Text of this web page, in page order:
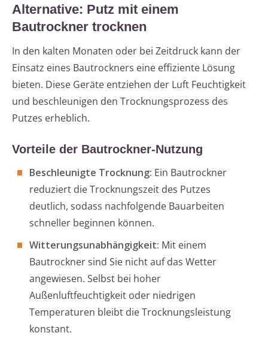
Alternative: Putz mit einem
Bautrockner trocknen
In den kalten Monaten oder bei Zeitdruck kann der
Einsatz eines Bautrockners eine effiziente Lösung
bieten. Diese Geräte entziehen der Luft Feuchtigkeit
und beschleunigen den Trocknungsprozess des
Putzes erheblich.
Vorteile der Bautrockner-Nutzung
Beschleunigte Trocknung: Ein Bautrockner
reduziert die Trocknungszeit des Putzes
deutlich, sodass nachfolgende Bauarbeiten
schneller beginnen können.
Witterungsunabhängigkeit: Mit einem
Bautrockner sind Sie nicht auf das Wetter
angewiesen. Selbst bei hoher
Außenluftfeuchtigkeit oder niedrigen
Temperaturen bleibt die Trocknungsleistung
konstant.